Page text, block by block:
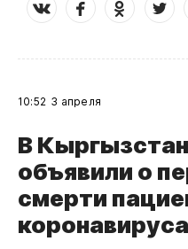
10:52 3 апреля
В
объявили о
смерти
коронавируса